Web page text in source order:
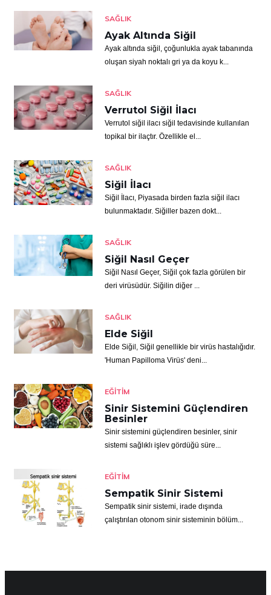
SAĞLIK
Ayak Altında Siğil
Ayak altında siğil, çoğunlukla ayak tabanında
oluşan siyah noktalı gri ya da koyu k...
SAĞLIK
Verrutol Siğil İlacı
Verrutol siğil ilacı siğil tedavisinde kullanılan
topikal bir ilaçtır. Özellikle el...
SAĞLIK
Siğil İlacı
Siğil İlacı, Piyasada birden fazla siğil ilacı
bulunmaktadır. Siğiller bazen dokt...
SAĞLIK
Siğil Nasıl Geçer
Siğil Nasıl Geçer, Siğil çok fazla görülen bir
deri virüsüdür. Siğilin diğer ...
SAĞLIK
Elde Siğil
Elde Siğil, Siğil genellikle bir virüs hastalığıdır.
'Human Papilloma Virüs' deni...
EĞITIM
Sinir Sistemini Güçlendiren
Besinler
Sinir sistemini güçlendiren besinler, sinir
sistemi sağlıklı işlev gördüğü süre...
EĞITIM
Sempatik Sinir Sistemi
Sempatik sinir sistemi, irade dışında
çalıştırılan otonom sinir sisteminin bölüm...